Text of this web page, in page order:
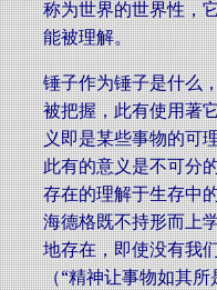
称为世界的世界性，
能被理解。
锤子作为锤子是什么
被把握，此有使用著
义即是某些事物的可
此有的意义是不可分
存在的理解于生存中
海德格既不持形而上
地存在，即使没有我
（“精神让事物如其